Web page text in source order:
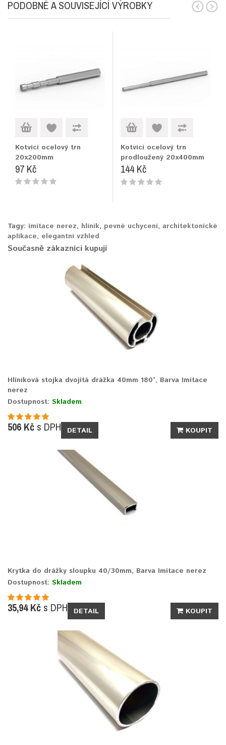
PODOBNÉ A SOUVISEJÍCÍ VÝROBKY
Kotvící ocelový trn
20x200mm
97 Kč
Kotvící ocelový trn
prodloužený 20x400mm
144 Kč
Tagy: imitace nerez, hliník, pevné uchycení, architektonické
aplikace, elegantní vzhled
Současně zákazníci kupují
Hliníková stojka dvojitá drážka 40mm 180°, Barva Imitace
nerez
Dostupnost: Skladem
506 Kč s DPH DETAIL KOUPIT
Krytka do drážky sloupku 40/30mm, Barva Imitace nerez
Dostupnost: Skladem
35,94 Kč s DPH DETAIL KOUPIT